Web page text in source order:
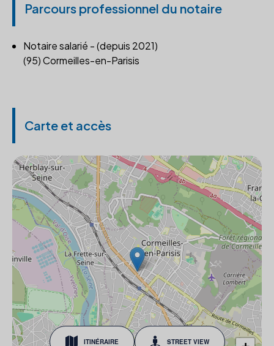
Parcours professionnel du notaire
Notaire salarié - (depuis 2021)
(95) Cormeilles-en-Parisis
Carte et accès
ITINÉRAIRE STREET VIEW